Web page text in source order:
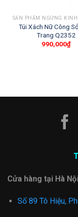
SẢN PHẨM NGỪNG
Túi Xách Nữ Công
Trang Q2352
990,000₫
Cửa hàng tại Hà Nộ
Số 89 Tô Hiệu,